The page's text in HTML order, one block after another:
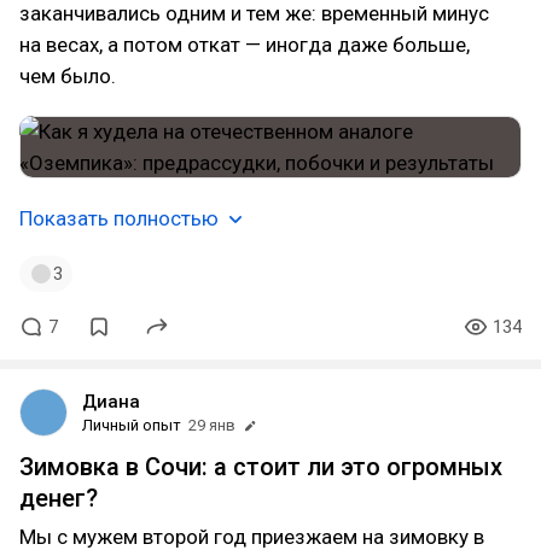
заканчивались одним и тем же: временный минус
на весах, а потом откат — иногда даже больше,
чем было.
Показать полностью
3
7 134
Диана
Личный опыт 29 янв
Зимовка в Сочи: а стоит ли это огромных
денег?
Мы с мужем второй год приезжаем на зимовку в